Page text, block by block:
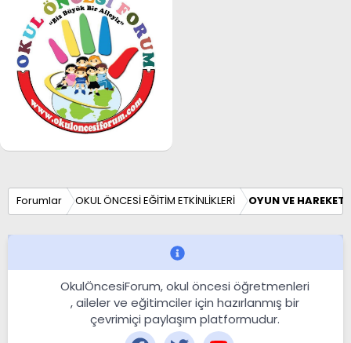
Forumlar OKUL ÖNCESİ EĞİTİM ETKİNLİKLERİ OYUN VE HAREKET
OkulÖncesiForum, okul öncesi öğretmenleri
, aileler ve eğitimciler için hazırlanmış bir
çevrimiçi paylaşım platformudur.